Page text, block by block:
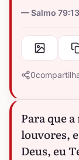
Salmo 79:13
0
Para que
louvores,
Deus, eu